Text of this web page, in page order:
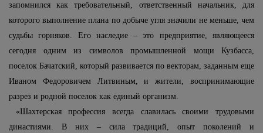
запомнился как требовательный, ответственный начальник, для
которого выполнение плана по добыче угля значили не меньше, чем
судьбы горняков. Его наследие – это предприятие, являющееся
сегодня одним из символов промышленной мощи Кузбасса,
поселок Бачатский, который развивается по векторам, заданным еще
Иваном Федоровичем Литвиным, и жители, воспринимающие
разрез и родной поселок как единый организм.
«Шахтерская профессия всегда славилась своими трудовыми
династиями. В них – сила традиций, опыт поколений и